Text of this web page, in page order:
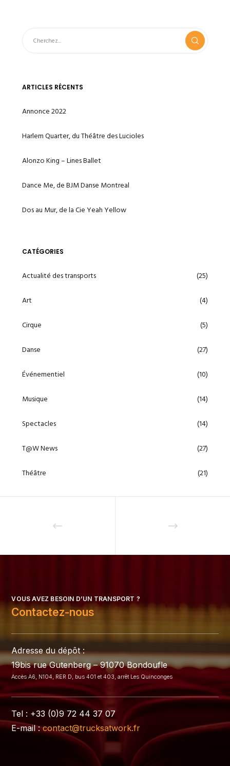
ARTICLES RÉCENTS
Annonce 2022
Harlem Quarter, du Théâtre des Lucioles
Alonzo King – Lines Ballet
Dance Me, de BJM Danse Montreal
Dos au Mur, de la Cie Yeah Yellow
CATÉGORIES
Actualité des transports (25)
Art (4)
Cirque (5)
Danse (27)
Événementiel (10)
Musique (14)
Spectacles (14)
T@W News (27)
Théâtre (21)
VOUS AVEZ BESOIN D’UN TRANSPORT ?
Contactez-nous
Adresse du dépôt :
19bis rue Gutenberg – 91070 Bondoufle
Accès A6, N104, RER D, bus 401 et 403, arrêt Les Quinconges
Tel : +33 (0)9 72 44 37 07
E-mail :contact@trucksatwork.fr